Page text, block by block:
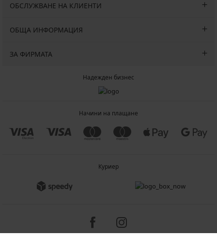
ОБСЛУЖВАНЕ НА КЛИЕНТИ
ОБЩА ИНФОРМАЦИЯ
ЗА ФИРМАТА
Надежден бизнес
Начини на плащане
Куриер